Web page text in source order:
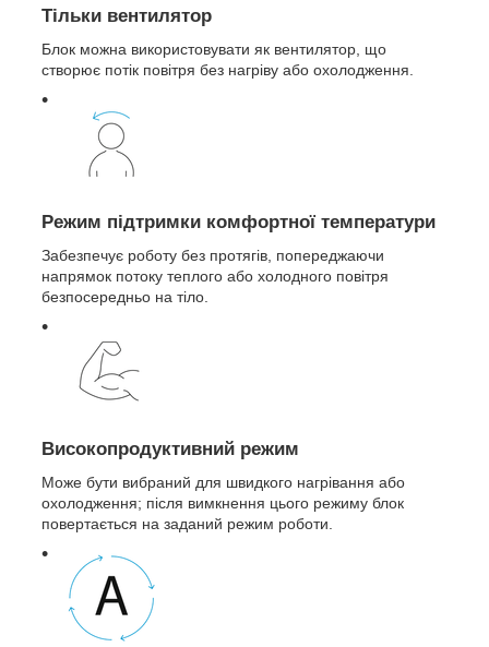
Тільки вентилятор
Блок можна використовувати як вентилятор, що
створює потік повітря без нагріву або охолодження.
Режим підтримки комфортної температури
Забезпечує роботу без протягів, попереджаючи
напрямок потоку теплого або холодного повітря
безпосередньо на тіло.
Високопродуктивний режим
Може бути вибраний для швидкого нагрівання або
охолодження; після вимкнення цього режиму блок
повертається на заданий режим роботи.